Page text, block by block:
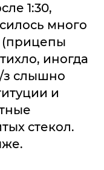
1:30,
много
(прицепы
иногда
з слышно
и
стекол.